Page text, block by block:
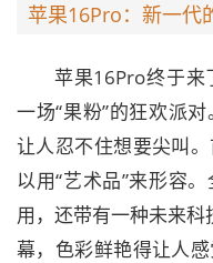
苹果16Pro：新一代
苹果16Pro终于来
一场“果粉”的狂欢派
让人忍不住想要尖叫
以用“艺术品”来形容
用，还带有一种未来
幕，色彩鲜艳得让人